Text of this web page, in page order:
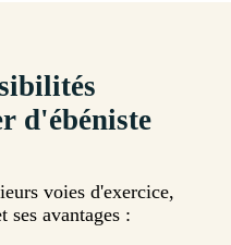
d'ébéniste
voies d'exercice,
ses avantages :